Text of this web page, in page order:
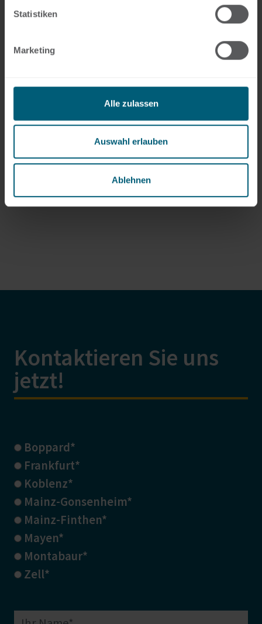
Statistiken
Marketing
Alle zulassen
Auswahl erlauben
Ablehnen
Consulting
Mehr erfahren
Kontaktieren Sie uns
jetzt!
Boppard*
Frankfurt*
Koblenz*
Mainz-Gonsenheim*
Mainz-Finthen*
Mayen*
Montabaur*
Zell*